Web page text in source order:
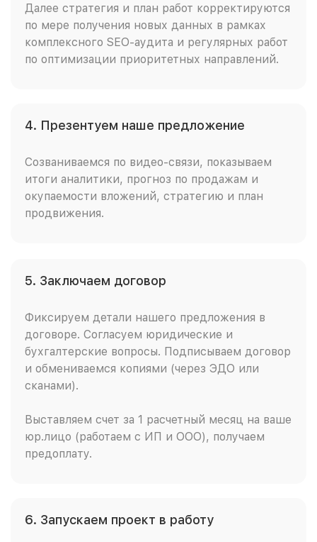
Далее стратегия и план работ корректируются
по мере получения новых данных в рамках
комплексного SEO-аудита и регулярных работ
по оптимизации приоритетных направлений.
4. Презентуем наше предложение
Созваниваемся по видео-связи, показываем
итоги аналитики, прогноз по продажам и
окупаемости вложений, стратегию и план
продвижения.
5. Заключаем договор
Фиксируем детали нашего предложения в
договоре. Согласуем юридические и
бухгалтерские вопросы. Подписываем договор
и обмениваемся копиями (через ЭДО или
сканами).
Выставляем счет за 1 расчетный месяц на ваше
юр.лицо (работаем с ИП и ООО), получаем
предоплату.
6. Запускаем проект в работу